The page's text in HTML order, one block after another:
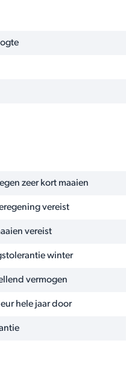
zeer kort maaien
vereist
vereist
winter
vermogen
hele jaar door